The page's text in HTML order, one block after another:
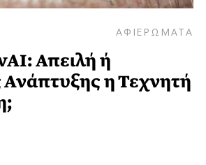
ΑΦΙΕΡΩΜΑΤΑ
Απειλή ή
η Τεχνητή